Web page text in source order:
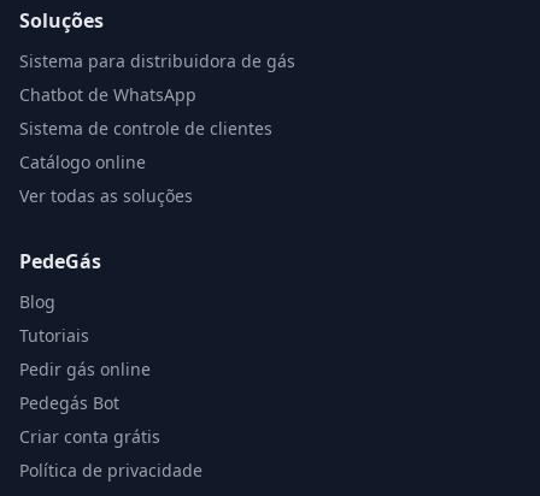
Soluções
Sistema para distribuidora de gás
Chatbot de WhatsApp
Sistema de controle de clientes
Catálogo online
Ver todas as soluções
PedeGás
Blog
Tutoriais
Pedir gás online
Pedegás Bot
Criar conta grátis
Política de privacidade